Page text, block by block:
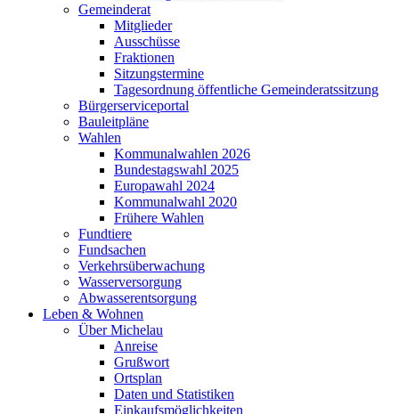
Gemeinderat
Mitglieder
Ausschüsse
Fraktionen
Sitzungstermine
Tagesordnung öffentliche Gemeinderatssitzung
Bürgerserviceportal
Bauleitpläne
Wahlen
Kommunalwahlen 2026
Bundestagswahl 2025
Europawahl 2024
Kommunalwahl 2020
Frühere Wahlen
Fundtiere
Fundsachen
Verkehrsüberwachung
Wasserversorgung
Abwasserentsorgung
Leben & Wohnen
Über Michelau
Anreise
Grußwort
Ortsplan
Daten und Statistiken
Einkaufsmöglichkeiten